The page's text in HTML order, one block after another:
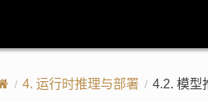
4. 运行时推理与部署 4.2. 模型